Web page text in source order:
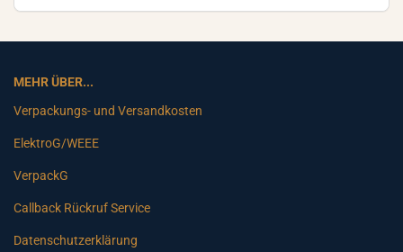
MEHR ÜBER...
Verpackungs- und Versandkosten
ElektroG/WEEE
VerpackG
Callback Rückruf Service
Datenschutzerklärung